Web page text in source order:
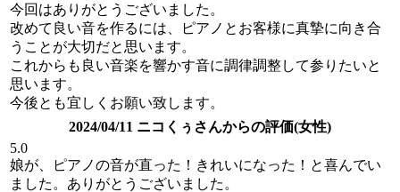
今回はありがとうございました。
改めて良い音を作るには、ピアノとお客様に真摯に向き合
うことが大切だと思います。
これからも良い音楽を響かす音に調律調整して参りたいと
思います。
今後とも宜しくお願い致します。
2024/04/11 ニコくぅさんからの評価(女性)
5.0
娘が、ピアノの音が直った！きれいになった！と喜んでい
ました。ありがとうございました。